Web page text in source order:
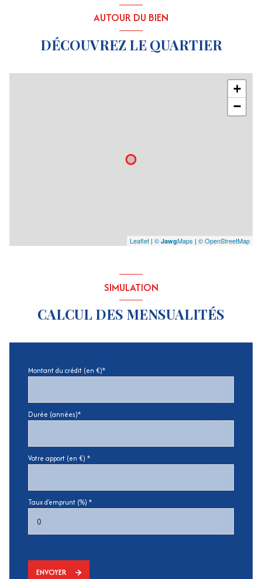
AUTOUR DU BIEN
DÉCOUVREZ LE QUARTIER
+
−
Leaflet | © JawgMaps | © OpenStreetMap
SIMULATION
CALCUL DES MENSUALITÉS
Montant du crédit (en €)*
Durée (années)*
Votre apport (en €) *
Taux d'emprunt (%) *
ENVOYER